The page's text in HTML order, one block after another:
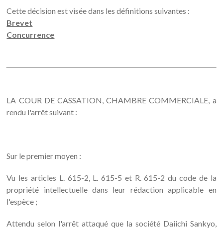
Cette décision est visée dans les définitions suivantes :
Brevet
Concurrence
LA COUR DE CASSATION, CHAMBRE COMMERCIALE, a
rendu l'arrêt suivant :
Sur le premier moyen :
Vu les articles L. 615-2, L. 615-5 et R. 615-2 du code de la
propriété intellectuelle dans leur rédaction applicable en
l'espèce ;
Attendu selon l'arrêt attaqué que la société Daiichi Sankyo,